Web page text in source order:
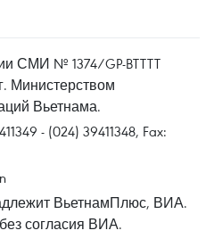
СМИ № 1374/GP-BTTTT
Министерством
Вьетнама.
- (024) 39411348, Fax:
ВьетнамПлюс, ВИА.
согласия ВИА.